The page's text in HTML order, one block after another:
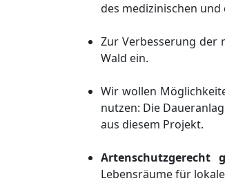
des medizinischen und
Zur Verbesserung der
Wald ein.
Wir wollen
nutzen: Die
aus diesem Projekt.
Artenschutzgerecht
Lebensräume für